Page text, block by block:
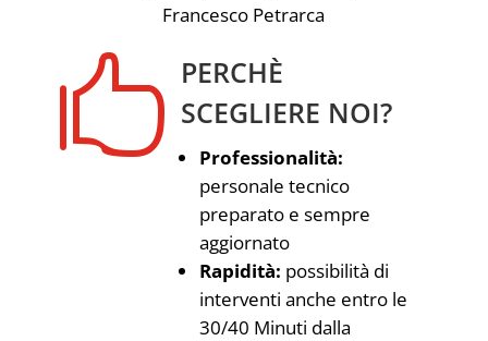
Francesco Petrarca
 PERCHÈ
SCEGLIERE NOI?
Professionalità:
personale tecnico
preparato e sempre
aggiornato
Rapidità: possibilità di
interventi anche entro le
30/40 Minuti dalla